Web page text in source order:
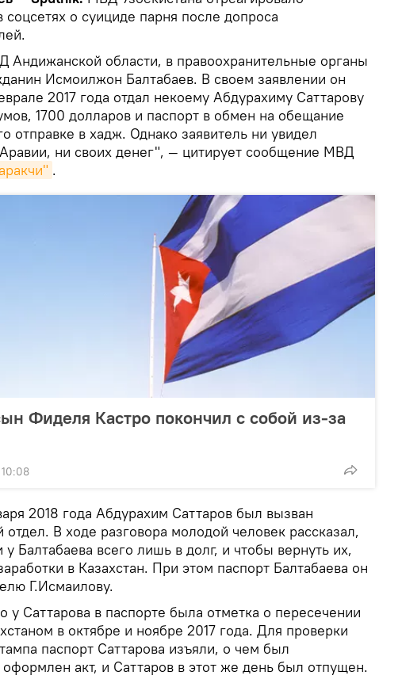
о суициде парня после допроса
области, в правоохранительные органы
Исмоилжон Балтабаев. В своем заявлении он
2017 года отдал некоему Абдурахиму Саттарову
1700 долларов и паспорт в обмен на обещание
отправке в хадж. Однако заявитель ни увидел
ни своих денег", — цитирует сообщение МВД
.
Фиделя Кастро покончил с собой из-за
2018 года Абдурахим Саттаров был вызван
отдел. В ходе разговора молодой человек рассказал,
у Балтабаева всего лишь в долг, и чтобы вернуть их,
в Казахстан. При этом паспорт Балтабаева он
Г.Исмаилову.
у Саттарова в паспорте была отметка о пересечении
в октябре и ноябре 2017 года. Для проверки
паспорт Саттарова изъяли, о чем был
акт, и Саттаров в этот же день был отпущен.